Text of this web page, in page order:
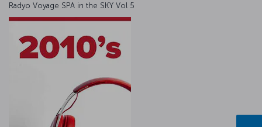
Radyo Voyage SPA in the SKY Vol 5